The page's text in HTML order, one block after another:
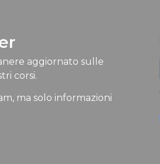
aggiornato sulle
corsi.
ma solo informazioni